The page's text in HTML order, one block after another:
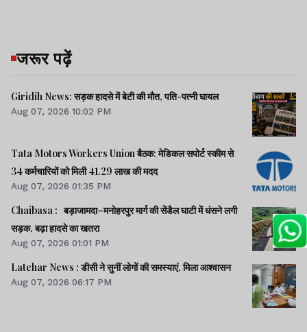
जरूर पढ़ें
Giridih News: सड़क हादसे में बेटी की मौत, पति-पत्नी घायल
Aug 07, 2026 10:02 PM
Tata Motors Workers Union बैठक: मेडिकल सपोर्ट स्कीम से
34 कर्मचारियों को मिली 41.29 लाख की मदद
Aug 07, 2026 01:35 PM
Chaibasa : बड़ाजामदा–मनोहरपुर मार्ग की सेंडैल घाटी में धंसने लगी
सड़क, बढ़ा हादसे का खतरा
Aug 07, 2026 01:01 PM
Latehar News : डीसी ने सुनीं लोगों की समस्याएं, मिला आश्वासन
Aug 07, 2026 06:17 PM